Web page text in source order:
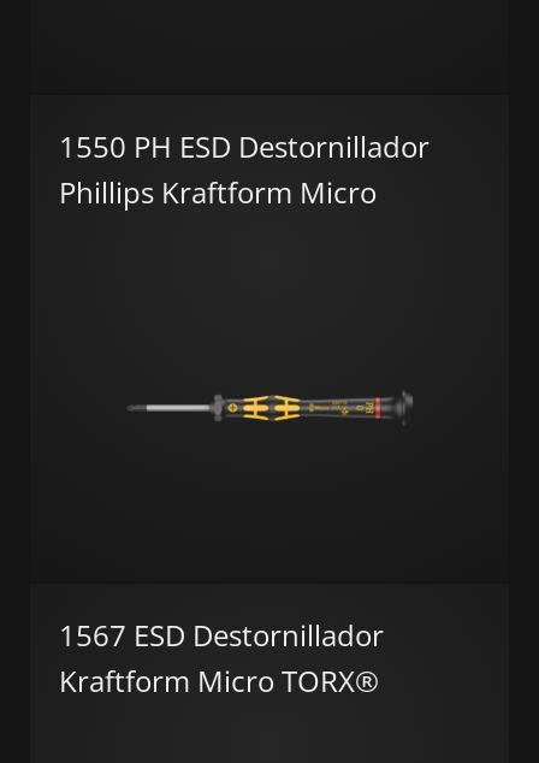
1550 PH ESD Destornillador
Phillips Kraftform Micro
1567 ESD Destornillador
Kraftform Micro TORX®